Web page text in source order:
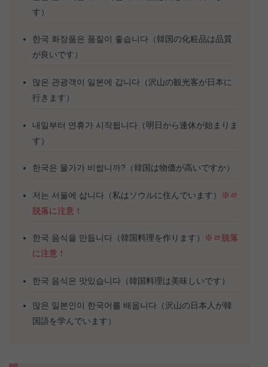
す）
한국 화장품은 품질이 좋습니다（韓国の化粧品は品質
が良いです）
많은 관광객이 일본에 갑니다（沢山の観光客が日本に
行きます）
내일부터 연휴가 시작됩니다（明日から連休が始まりま
す）
한국은 물가가 비쌉니까?（韓国は物価が高いですか）
저는 서울에 삽니다（私はソウルに住んでいます）
※ㄹ
脱落に注意！
한국 음식을 만듭니다（韓国料理を作ります）
※ㄹ脱落
に注意！
한국 음식은 맛있습니다（韓国料理は美味しいです）
많은 일본인이 한국어를 배웁니다（沢山の日本人が韓
国語を学んでいます）